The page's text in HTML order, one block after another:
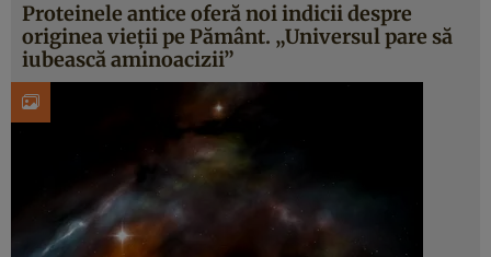
Proteinele antice oferă noi indicii despre
originea vieții pe Pământ. „Universul pare să
iubească aminoacizii”